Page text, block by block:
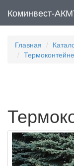
Коминвест-
Главная